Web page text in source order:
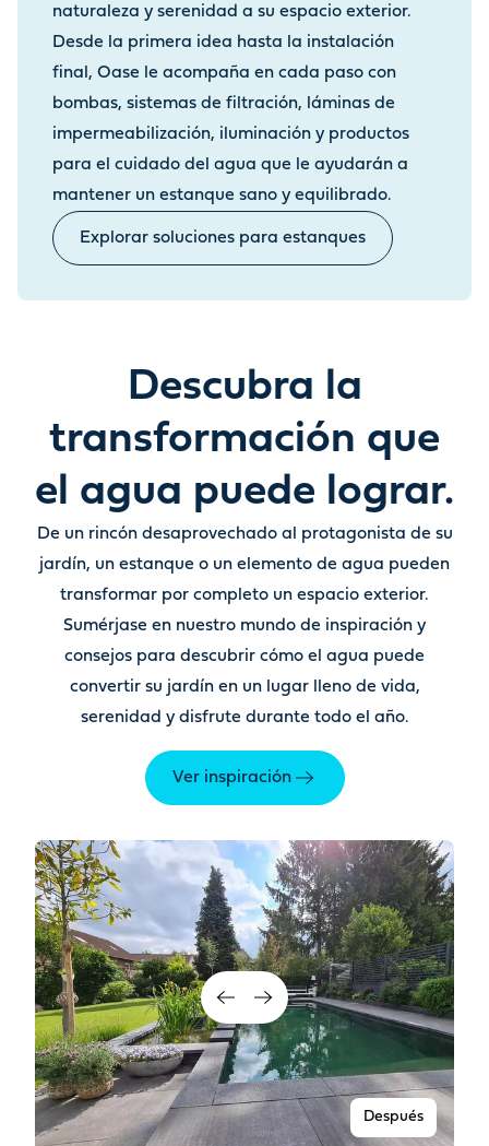
naturaleza y serenidad a su espacio exterior.
Desde la primera idea hasta la instalación
final, Oase le acompaña en cada paso con
bombas, sistemas de filtración, láminas de
impermeabilización, iluminación y productos
para el cuidado del agua que le ayudarán a
mantener un estanque sano y equilibrado.
Explorar soluciones para estanques
Descubra la
transformación que
el agua puede lograr.
De un rincón desaprovechado al protagonista de su
jardín, un estanque o un elemento de agua pueden
transformar por completo un espacio exterior.
Sumérjase en nuestro mundo de inspiración y
consejos para descubrir cómo el agua puede
convertir su jardín en un lugar lleno de vida,
serenidad y disfrute durante todo el año.
Ver inspiración
Después